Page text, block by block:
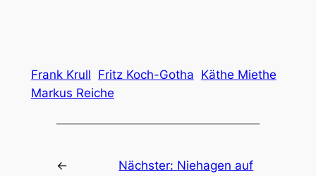
Frank Krull Fritz Koch-Gotha Käthe Miethe
Markus Reiche
←
Nächster: Niehagen auf